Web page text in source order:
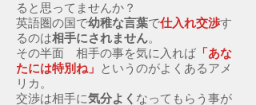
ると思ってませんか？
英語圏の国で幼稚な言葉で仕入れ交渉す
るのは相手にされません。
その半面 相手の事を気に入れば 「あな
たには特別ね」 というのがよくあるアメ
リカ。
交渉は相手に気分よく なってもらう事が